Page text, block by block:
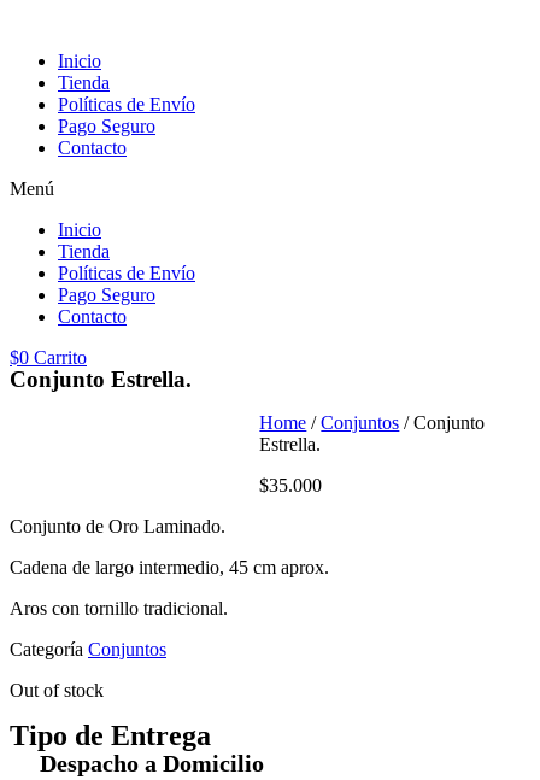
Inicio
Tienda
Políticas de Envío
Pago Seguro
Contacto
Menú
Inicio
Tienda
Políticas de Envío
Pago Seguro
Contacto
$0 Carrito
Conjunto Estrella.
Home /Conjuntos / Conjunto
Estrella.
$35.000
Conjunto de Oro Laminado.
Cadena de largo intermedio, 45 cm aprox.
Aros con tornillo tradicional.
Categoría Conjuntos
Out of stock
Tipo de Entrega
Despacho a Domicilio